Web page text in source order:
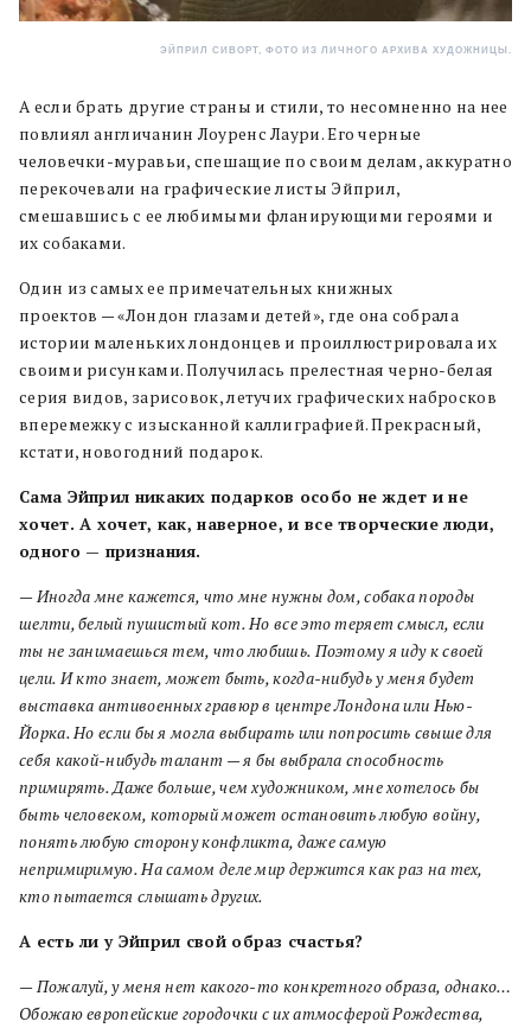
ЭЙПРИЛ СИВОРТ, ФОТО ИЗ ЛИЧНОГО АРХИВА ХУДОЖНИЦЫ.
А если брать другие страны и стили, то несомненно на нее
повлиял англичанин Лоуренс Лаури. Его черные
человечки-муравьи, спешащие по своим делам, аккуратно
перекочевали на графические листы Эйприл,
смешавшись с ее любимыми фланирующими героями и
их собаками.
Один из самых ее примечательных книжных
проектов — «Лондон глазами детей», где она собрала
истории маленьких лондонцев и проиллюстрировала их
своими рисунками. Получилась прелестная черно-белая
серия видов, зарисовок, летучих графических набросков
вперемежку с изысканной каллиграфией. Прекрасный,
кстати, новогодний подарок.
Сама Эйприл никаких подарков особо не ждет и не
хочет. А хочет, как, наверное, и все творческие люди,
одного — признания.
— Иногда мне кажется, что мне нужны дом, собака породы
шелти, белый пушистый кот. Но все это теряет смысл, если
ты не занимаешься тем, что любишь. Поэтому я иду к своей
цели. И кто знает, может быть, когда-нибудь у меня будет
выставка антивоенных гравюр в центре Лондона или Нью-
Йорка. Но если бы я могла выбирать или попросить свыше для
себя какой-нибудь талант — я бы выбрала способность
примирять. Даже больше, чем художником, мне хотелось бы
быть человеком, который может остановить любую войну,
понять любую сторону конфликта, даже самую
непримиримую. На самом деле мир держится как раз на тех,
кто пытается слышать других.
А есть ли у Эйприл свой образ счастья?
— Пожалуй, у меня нет какого-то конкретного образа, однако…
Обожаю европейские городочки с их атмосферой Рождества,